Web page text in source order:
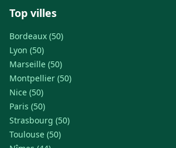
Top villes
Bordeaux (50)
Lyon (50)
Marseille (50)
Montpellier (50)
Nice (50)
Paris (50)
Strasbourg (50)
Toulouse (50)